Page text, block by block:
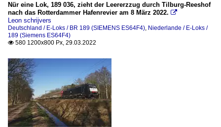
Nür eine Lok, 189 036, zieht der Leererzzug durch Tilburg-Reeshof
nach das Rotterdammer Hafenrevier am 8 März 2022. 
Leon schrijvers
Deutschland / E-Loks / BR 189 (SIEMENS ES64F4), Niederlande / E-Loks /
189 (Siemens ES64F4)
 580 1200x800 Px, 29.03.2022